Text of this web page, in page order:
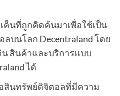
ค็นที่ถูกคิดค้นมาเพื่อใช้เป็น
บนโลก Decentraland โดย
สินค้าและบริการแบบ
ได้
อสินทรัพย์ดิจิตอลที่มีความ